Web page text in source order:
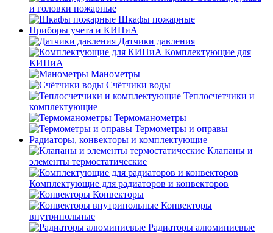
и головки пожарные
Шкафы пожарные
Приборы учета и КИПиА
Датчики давления
Комплектующие для
КИПиА
Манометры
Счётчики воды
Теплосчетчики и
комплектующие
Термоманометры
Термометры и оправы
Радиаторы, конвекторы и комплектующие
Клапаны и
элементы термостатические
Комплектующие для радиаторов и конвекторов
Конвекторы
Конвекторы
внутрипольные
Радиаторы алюминиевые